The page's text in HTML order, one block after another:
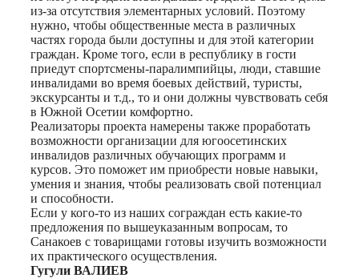
из-за отсутствия элементарных условий. Поэтому
нужно, чтобы общественные места в различных
частях города были доступны и для этой категории
граждан. Кроме того, если в республику в гости
приедут спортсмены-паралимпийцы, люди, ставшие
инвалидами во время боевых действий, туристы,
экскурсанты и т.д., то и они должны чувствовать себя
в Южной Осетии комфортно.
Реализаторы проекта намерены также проработать
возможности организации для югоосетинских
инвалидов различных обучающих программ и
курсов. Это поможет им приобрести новые навыки,
умения и знания, чтобы реализовать свой потенциал
и способности.
Если у кого-то из наших сограждан есть какие-то
предложения по вышеуказанным вопросам, то
Санакоев с товарищами готовы изучить возможности
их практического осуществления.
Гугули ВАЛИЕВ